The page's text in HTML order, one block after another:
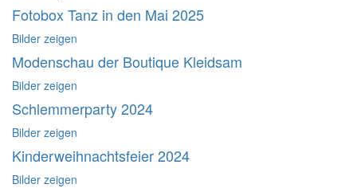
Fotobox Tanz in den Mai 2025
Bilder zeigen
Modenschau der Boutique Kleidsam
Bilder zeigen
Schlemmerparty 2024
Bilder zeigen
Kinderweihnachtsfeier 2024
Bilder zeigen